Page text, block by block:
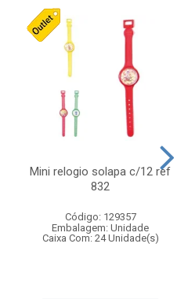
Mini relogio solapa c/12 ref
832
Código: 129357
Embalagem: Unidade
Caixa Com: 24 Unidade(s)